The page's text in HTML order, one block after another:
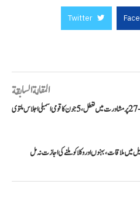
Twitter
المقالة السابقة
میں ملاقات، بہنوں اور وکلا کو ملنے کی اجازت نہ مل